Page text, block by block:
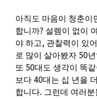
아직도 마음이 청춘이
합니까? 설렘이 없이
야 하고, 관찰력이 있
로 많이 살아봤자 50
또 50대도 생각이 똑
보다 40대는 십 년을
합니다. 그런데 여러분